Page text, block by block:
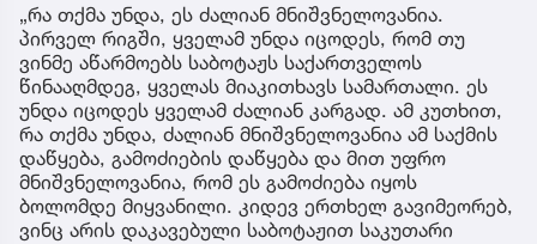
„რა თქმა უნდა, ეს ძალიან მნიშვნელოვანია.
პირველ რიგში, ყველამ უნდა იცოდეს, რომ თუ
ვინმე აწარმოებს საბოტაჟს საქართველოს
წინააღმდეგ, ყველას მიაკითხავს სამართალი. ეს
უნდა იცოდეს ყველამ ძალიან კარგად. ამ კუთხით,
რა თქმა უნდა, ძალიან მნიშვნელოვანია ამ საქმის
დაწყება, გამოძიების დაწყება და მით უფრო
მნიშვნელოვანია, რომ ეს გამოძიება იყოს
ბოლომდე მიყვანილი. კიდევ ერთხელ გავიმეორებ,
ვინც არის დაკავებული საბოტაჟით საკუთარი